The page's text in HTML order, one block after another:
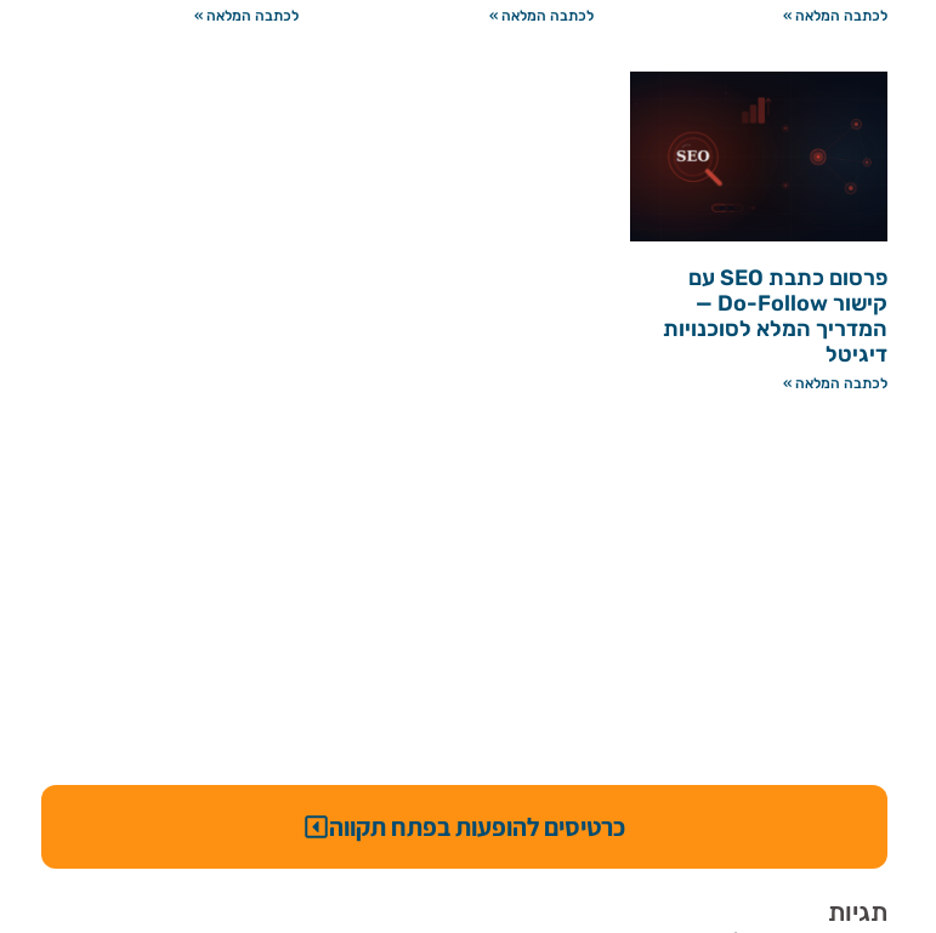
לכתבה המלאה » לכתבה המלאה » לכתבה המלאה »
פרסום כתבת SEO עם
קישור Do-Follow —
המדריך המלא לסוכנויות
דיגיטל
לכתבה המלאה »
כרטיסים להופעות בפתח תקווה
תגיות